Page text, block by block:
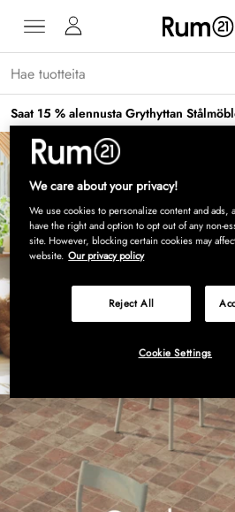
Saat 15 % alennusta Grythyttan
We care about your privacy!
We use cookies to personalize content and ads,
have the right and option to opt out of any non-
site. However, blocking certain cookies may
website. Our privacy policy
Reject All
Cookie Settings